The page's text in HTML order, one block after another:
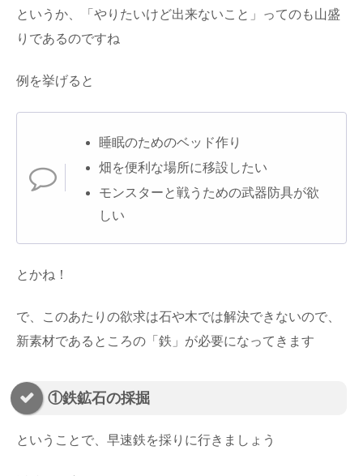
というか、「やりたいけど出来ないこと」ってのも山盛
りであるのですね
例を挙げると
睡眠のためのベッド作り
畑を便利な場所に移設したい
モンスターと戦うための武器防具が欲
しい
とかね！
で、このあたりの欲求は石や木では解決できないので、
新素材であるところの「鉄」が必要になってきます
①鉄鉱石の採掘
ということで、早速鉄を採りに行きましょう